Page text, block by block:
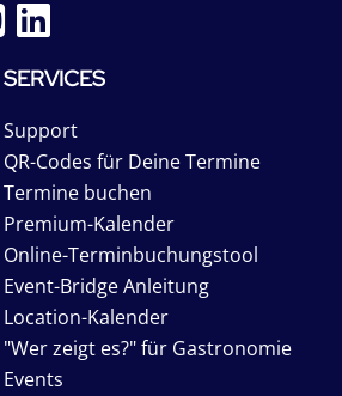
SERVICES
Support
QR-Codes für Deine Termine
Termine buchen
Premium-Kalender
Online-Terminbuchungstool
Event-Bridge Anleitung
Location-Kalender
"Wer zeigt es?" für Gastronomie
Events